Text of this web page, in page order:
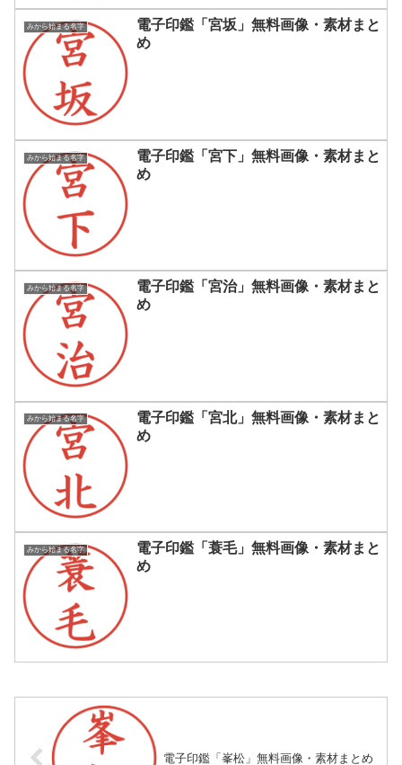
みから始まる名字
電子印鑑「宮坂」無料画像・素材まと
め
みから始まる名字
電子印鑑「宮下」無料画像・素材まと
め
みから始まる名字
電子印鑑「宮治」無料画像・素材まと
め
みから始まる名字
電子印鑑「宮北」無料画像・素材まと
め
みから始まる名字
電子印鑑「蓑毛」無料画像・素材まと
め
電子印鑑「峯松」無料画像・素材まとめ